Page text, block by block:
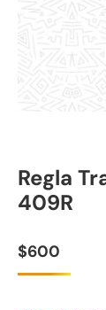
Regla
409R
$600